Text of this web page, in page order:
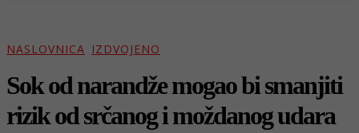
NASLOVNICA IZDVOJENO
Sok od narandže mogao bi smanjiti
rizik od srčanog i moždanog udara